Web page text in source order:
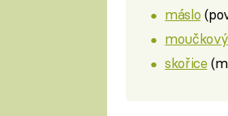
máslo
skořice